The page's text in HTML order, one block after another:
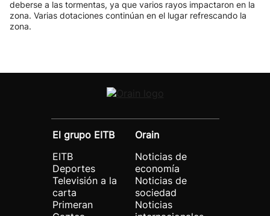
deberse a las tormentas, ya que varios rayos impactaron en la
zona. Varias dotaciones continúan en el lugar refrescando la
zona.
El grupo EITB
EITB
Deportes
Televisión a la
carta
Primeran
Orain
Noticias de
economía
Noticias de
sociedad
Noticias